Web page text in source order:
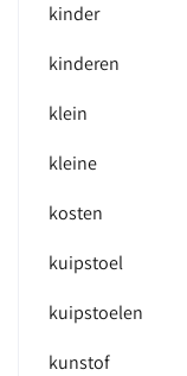
kinder
kinderen
klein
kleine
kosten
kuipstoel
kuipstoelen
kunstof